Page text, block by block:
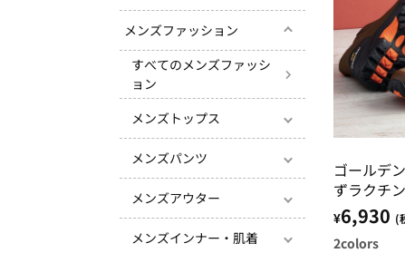
メンズファッション
すべてのメンズファッシ
ョン
メンズトップス
メンズパンツ
メンズアウター
メンズインナー・肌着
ゴールデ
ずラクチ
ョートブ
¥6,930 (
2colors